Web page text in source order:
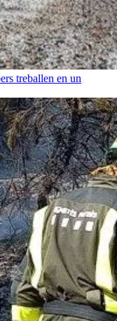
treballen en un